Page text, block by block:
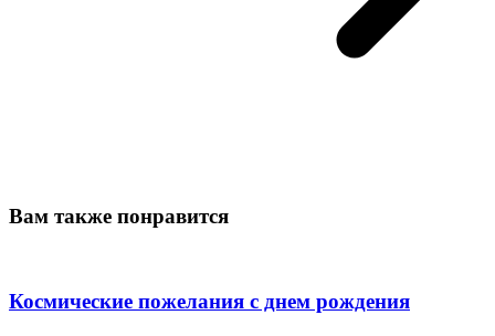
Вам также понравится
Космические пожелания с днем рождения